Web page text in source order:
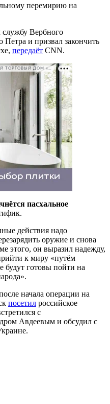
перемирию на
Вербного
Петра и призвал закончить
передаёт CNN.
РЕКЛАМА • ООО СТРОИТЕЛЬНЫЙ ТОРГОВЫЙ ДОМ «ПЕТРОВИЧ». ИНН: 7802348846
пасхальное
действия надо
оружие и снова
этого, он выразил надежду,
к миру «путём
будут готовы пойти на
начала операции на
посетил российское
с
Авдеевым и обсудил с